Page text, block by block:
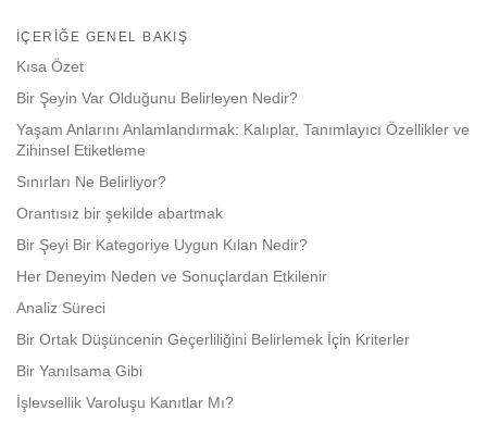
İÇERIĞE GENEL BAKIŞ
Kısa Özet
Bir Şeyin Var Olduğunu Belirleyen Nedir?
Yaşam Anlarını Anlamlandırmak: Kalıplar, Tanımlayıcı Özellikler ve
Zihinsel Etiketleme
Sınırları Ne Belirliyor?
Orantısız bir şekilde abartmak
Bir Şeyi Bir Kategoriye Uygun Kılan Nedir?
Her Deneyim Neden ve Sonuçlardan Etkilenir
Analiz Süreci
Bir Ortak Düşüncenin Geçerliliğini Belirlemek İçin Kriterler
Bir Yanılsama Gibi
İşlevsellik Varoluşu Kanıtlar Mı?